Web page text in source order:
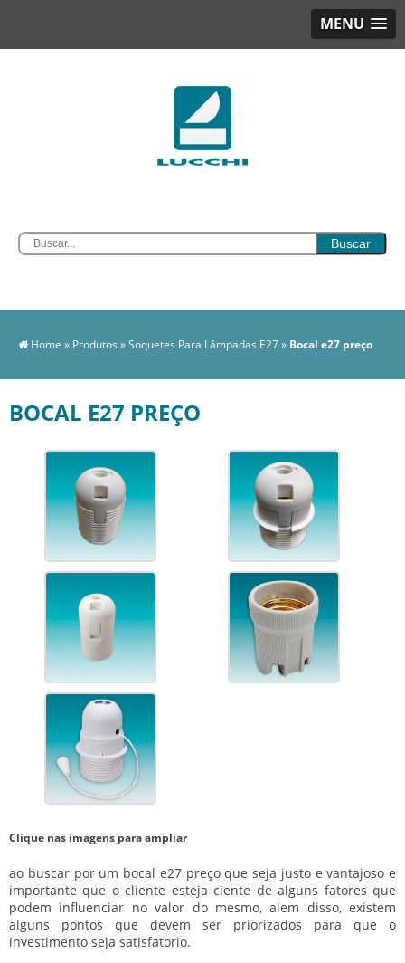
MENU
Home » Produtos »Soquetes Para Lâmpadas E27» Bocal e27 preço
BOCAL E27 PREÇO
Clique nas imagens para ampliar
ao buscar por um bocal e27 preçoque seja justo e vantajoso e
importante que o cliente esteja ciente de alguns fatores que
podem influenciar no valor do mesmo, alem disso, existem
alguns pontos que devem ser priorizados para que o
investimento seja satisfatorio.